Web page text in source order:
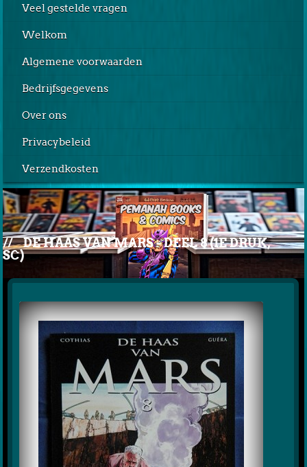
Veel gestelde vragen
Welkom
Algemene voorwaarden
Bedrijfsgegevens
Over ons
Privacybeleid
Verzendkosten
// DE HAAS VAN MARS - DEEL 8 (1E DRUK,
SC)